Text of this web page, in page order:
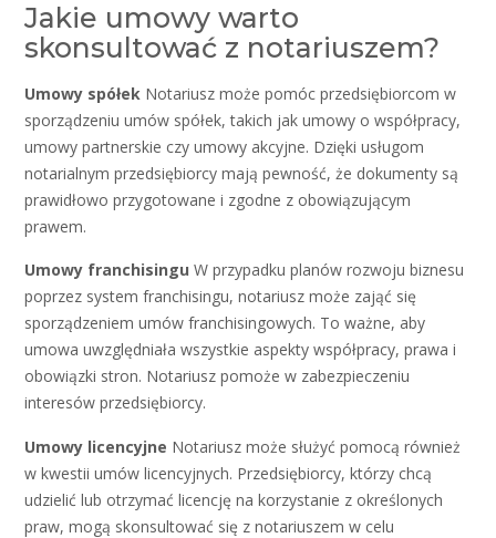
Jakie umowy warto
skonsultować z notariuszem?
Umowy spółek Notariusz może pomóc przedsiębiorcom w
sporządzeniu umów spółek, takich jak umowy o współpracy,
umowy partnerskie czy umowy akcyjne. Dzięki usługom
notarialnym przedsiębiorcy mają pewność, że dokumenty są
prawidłowo przygotowane i zgodne z obowiązującym
prawem.
Umowy franchisingu W przypadku planów rozwoju biznesu
poprzez system franchisingu, notariusz może zająć się
sporządzeniem umów franchisingowych. To ważne, aby
umowa uwzględniała wszystkie aspekty współpracy, prawa i
obowiązki stron. Notariusz pomoże w zabezpieczeniu
interesów przedsiębiorcy.
Umowy licencyjne Notariusz może służyć pomocą również
w kwestii umów licencyjnych. Przedsiębiorcy, którzy chcą
udzielić lub otrzymać licencję na korzystanie z określonych
praw, mogą skonsultować się z notariuszem w celu